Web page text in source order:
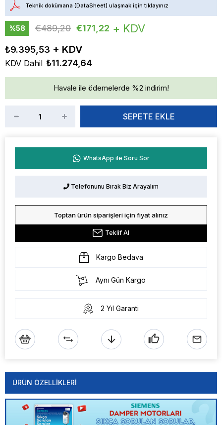
Teknik dokümana (DataSheet) ulaşmak için tıklayınız
%58
€489,20 €171,22 + KDV
₺9.395,53
KDV Dahil ₺11.274,64
Havale ile ödemelerde %2 indirim!
WhatsApp ile Soru Sor
Telefonunu Bırak Biz Arayalım
Toptan ürün siparişleri için fiyat alınız
Teklif Al
Kargo Bedava
Aynı Gün Kargo
2 Yıl Garanti
ÜRÜN ÖZELLIKLERI